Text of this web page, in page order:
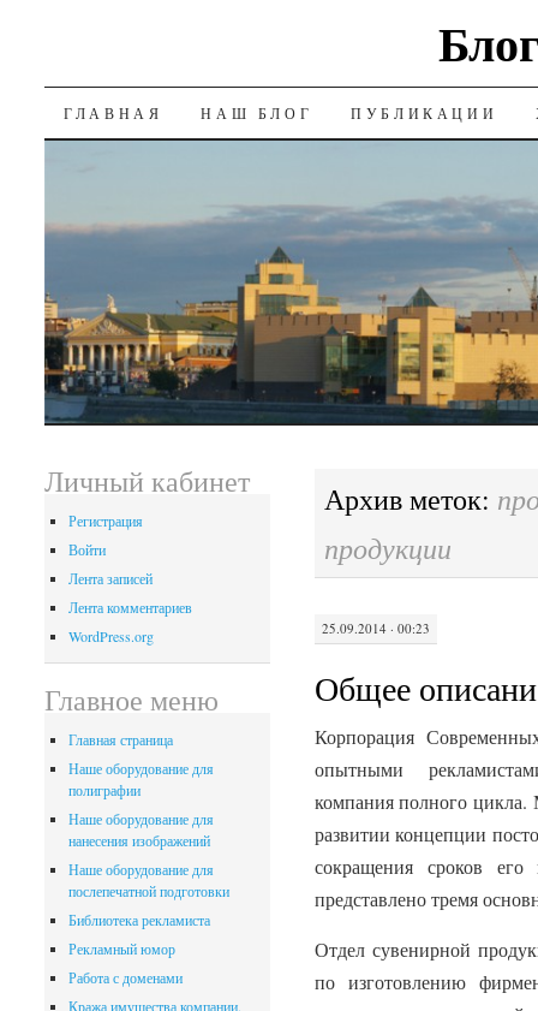
SKIP
ГЛАВНАЯ НАШ БЛОГ ПУБЛИКАЦИИ
Архив меток:
продукции
25.09.2014 · 00:23
Общее
Корпорация
опытными
компания полного
развитии концепции
сокращения сроков его
представлено тремя
Отдел сувенирной
по изготовлению
Личный кабинет
Регистрация
Войти
Лента записей
Лента комментариев
WordPress.org
Главное меню
Главная страница
Наше оборудование для
полиграфии
Наше оборудование для
нанесения изображений
Наше оборудование для
послепечатной подготовки
Библиотека рекламиста
Рекламный юмор
Работа с доменами
Кража имущества компании.